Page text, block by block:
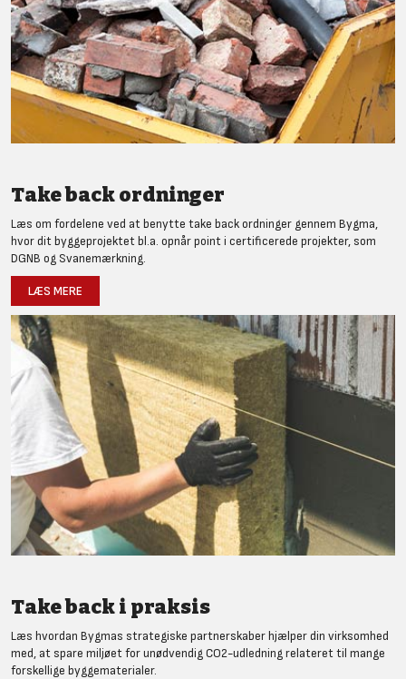
Take back ordninger
Læs om fordelene ved at benytte take back ordninger gennem Bygma,
hvor dit byggeprojektet bl.a. opnår point i certificerede projekter, som
DGNB og Svanemærkning.
LÆS MERE
Take back i praksis
Læs hvordan Bygmas strategiske partnerskaber hjælper din virksomhed
med, at spare miljøet for unødvendig CO2-udledning relateret til mange
forskellige byggematerialer.